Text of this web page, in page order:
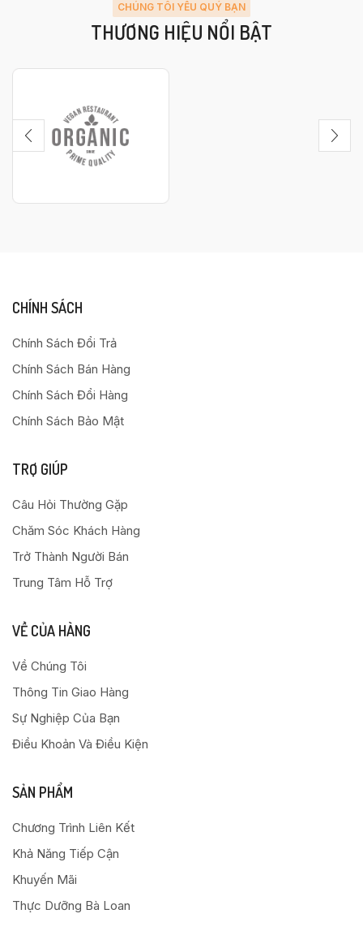
CHÚNG TÔI YÊU QUÝ BẠN
THƯƠNG HIỆU NỔI BẬT
CHÍNH SÁCH
Chính Sách Đổi Trả
Chính Sách Bán Hàng
Chính Sách Đổi Hàng
Chính Sách Bảo Mật
TRỢ GIÚP
Câu Hỏi Thường Gặp
Chăm Sóc Khách Hàng
Trở Thành Người Bán
Trung Tâm Hỗ Trợ
VỀ CỦA HÀNG
Về Chúng Tôi
Thông Tin Giao Hàng
Sự Nghiệp Của Bạn
Điều Khoản Và Điều Kiện
SẢN PHẨM
Chương Trình Liên Kết
Khả Năng Tiếp Cận
Khuyến Mãi
Thực Dưỡng Bà Loan